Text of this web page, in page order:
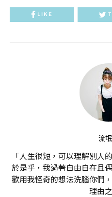
LIKE
流
「人生很短，可以理解別人
於是乎，我過著自由自在且
歡用我怪奇的想法洗腦你們
理由